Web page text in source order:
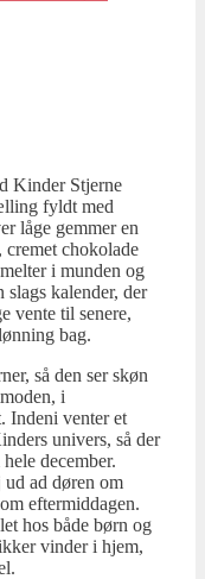
Kinder Stjerne
fyldt med
låge gemmer en
chokolade
i munden og
kalender, der
vente til senere,
bag.
så den ser skøn
i
Indeni venter et
univers, så der
december.
ad døren om
eftermiddagen.
hos både børn og
vinder i hjem,